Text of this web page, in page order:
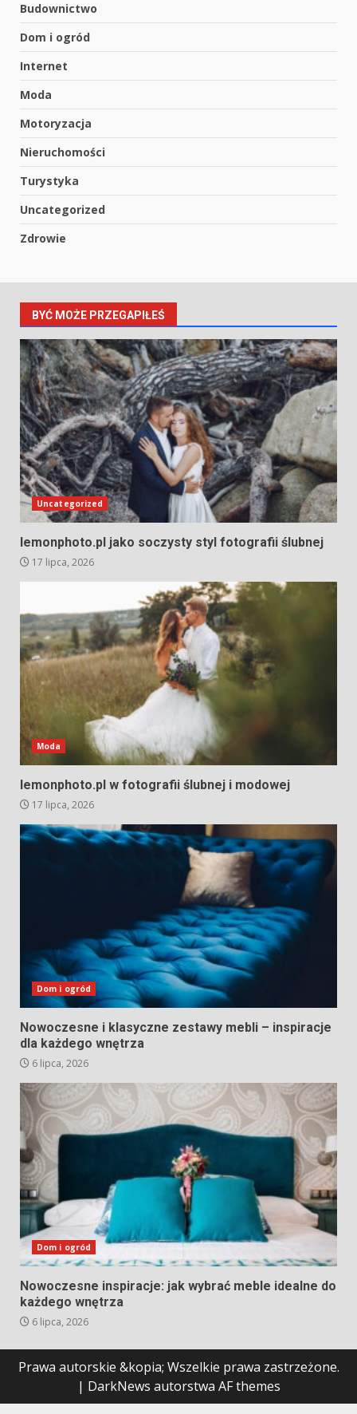
Budownictwo
Dom i ogród
Internet
Moda
Motoryzacja
Nieruchomości
Turystyka
Uncategorized
Zdrowie
BYĆ MOŻE PRZEGAPIŁEŚ
Uncategorized
lemonphoto.pl jako soczysty styl fotografii ślubnej
17 lipca, 2026
Moda
lemonphoto.pl w fotografii ślubnej i modowej
17 lipca, 2026
Dom i ogród
Nowoczesne i klasyczne zestawy mebli – inspiracje
dla każdego wnętrza
6 lipca, 2026
Dom i ogród
Nowoczesne inspiracje: jak wybrać meble idealne do
każdego wnętrza
6 lipca, 2026
Prawa autorskie &kopia; Wszelkie prawa zastrzeżone.
| DarkNews autorstwa AF themes